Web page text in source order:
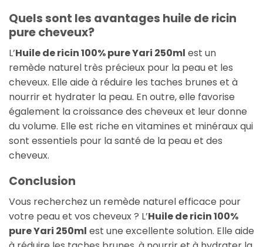
Quels sont les avantages huile de ricin
pure cheveux?
L’Huile de ricin 100% pure Yari 250ml est un
remède naturel très précieux pour la peau et les
cheveux. Elle aide à réduire les taches brunes et à
nourrir et hydrater la peau. En outre, elle favorise
également la croissance des cheveux et leur donne
du volume. Elle est riche en vitamines et minéraux qui
sont essentiels pour la santé de la peau et des
cheveux.
Conclusion
Vous recherchez un remède naturel efficace pour
votre peau et vos cheveux ? L’Huile de ricin 100%
pure Yari 250ml est une excellente solution. Elle aide